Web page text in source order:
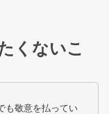
くないこ
も敬意を払ってい